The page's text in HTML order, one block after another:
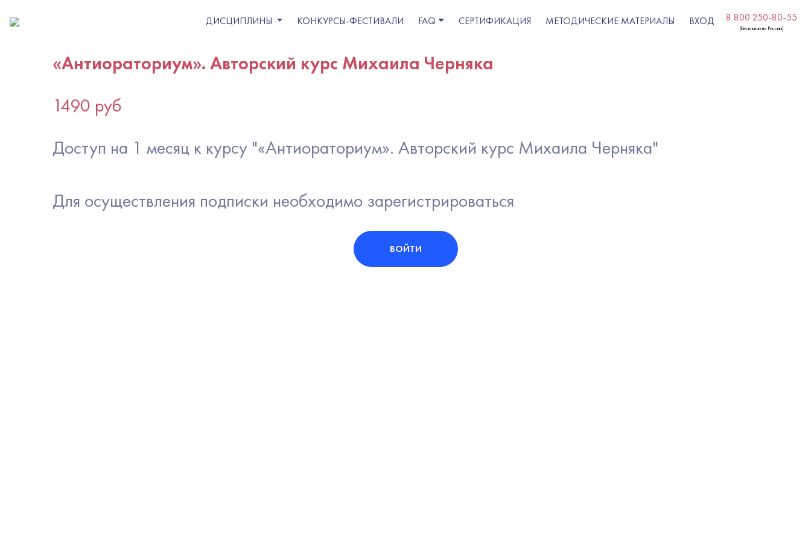
ДИСЦИПЛИНЫ КОНКУРСЫ-ФЕСТИВАЛИ FAQ СЕРТИФИКАЦИЯ МЕТОДИЧЕСКИЕ МАТЕРИАЛЫ ВХОД 8 800 250-80-55
(бесплатно по России)
«Антиораториум». Авторский курс Михаила Черняка
1490 руб
Доступ на 1 месяц к курсу "«Антиораториум». Авторский курс Михаила Черняка"
Для осуществления подписки необходимо зарегистрироваться
ВОЙТИ